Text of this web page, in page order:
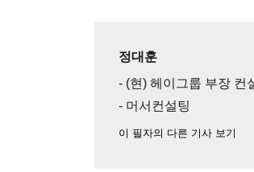
정대훈
- (현) 헤이그룹 부장 컨
- 머서컨설팅
이 필자의 다른 기사 보기